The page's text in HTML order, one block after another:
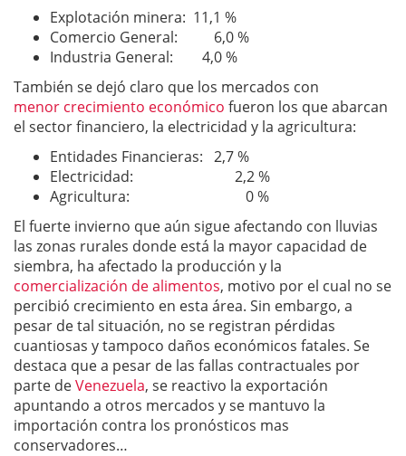
Explotación minera: 11,1 %
Comercio General: 6,0 %
Industria General: 4,0 %
También se dejó claro que los mercados con
menor crecimiento económico fueron los que abarcan
el sector financiero, la electricidad y la agricultura:
Entidades Financieras: 2,7 %
Electricidad: 2,2 %
Agricultura: 0 %
El fuerte invierno que aún sigue afectando con lluvias
las zonas rurales donde está la mayor capacidad de
siembra, ha afectado la producción y la
comercialización de alimentos, motivo por el cual no se
percibió crecimiento en esta área. Sin embargo, a
pesar de tal situación, no se registran pérdidas
cuantiosas y tampoco daños económicos fatales. Se
destaca que a pesar de las fallas contractuales por
parte deVenezuela, se reactivo la exportación
apuntando a otros mercados y se mantuvo la
importación contra los pronósticos mas
conservadores…